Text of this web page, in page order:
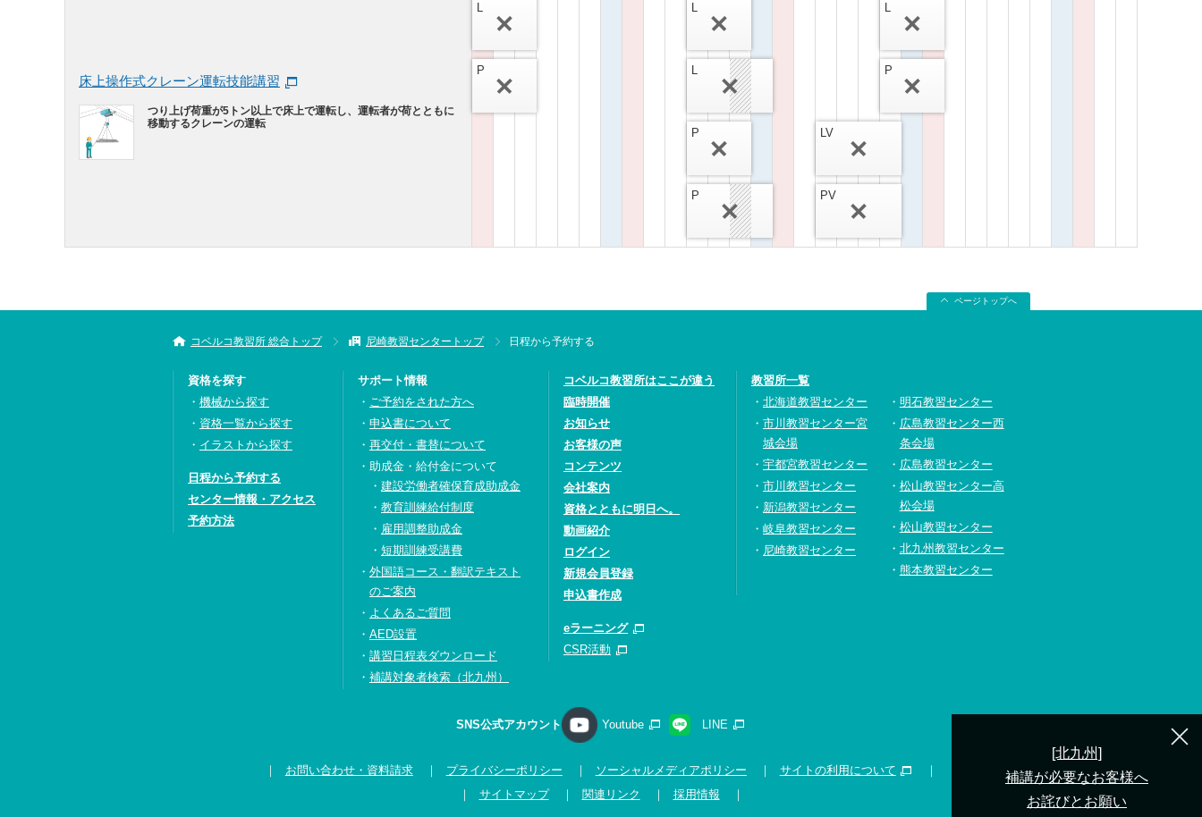
床上操作式クレーン運転技能講習
つり上げ荷重が5トン以上で床上で運転し、運転者が荷とともに
移動するクレーンの運転
L
P
L
L
P
P
L
P
LV
PV
ページトップへ
コベルコ教習所 総合トップ 尼崎教習センタートップ 日程から予約する
資格を探す
機械から探す
資格一覧から探す
イラストから探す
日程から予約する
センター情報・アクセス
予約方法
サポート情報
ご予約をされた方へ
申込書について
再交付・書替について
助成金・給付金について
建設労働者確保育成助成金
教育訓練給付制度
雇用調整助成金
短期訓練受講費
外国語コース・翻訳テキスト
のご案内
よくあるご質問
AED設置
講習日程表ダウンロード
補講対象者検索（北九州）
コベルコ教習所はここが違う
臨時開催
お知らせ
お客様の声
コンテンツ
会社案内
資格とともに明日へ。
動画紹介
ログイン
新規会員登録
申込書作成
eラーニング
CSR活動
教習所一覧
北海道教習センター
市川教習センター宮
城会場
宇都宮教習センター
市川教習センター
新潟教習センター
岐阜教習センター
尼崎教習センター
明石教習センター
広島教習センター西
条会場
広島教習センター
松山教習センター高
松会場
松山教習センター
北九州教習センター
熊本教習センター
SNS公式アカウント Youtube LINE
お問い合わせ・資料請求 プライバシーポリシー ソーシャルメディアポリシー
サイトの利用について
サイトマップ
関連リンク 採用情報
[北九州]
補講が必要なお客様へ
お詫びとお願い